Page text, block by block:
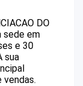
DO
sede em
e 30
sua